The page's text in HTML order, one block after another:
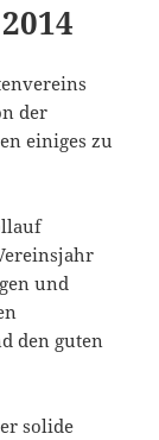
der
einiges zu
und
den guten
solide